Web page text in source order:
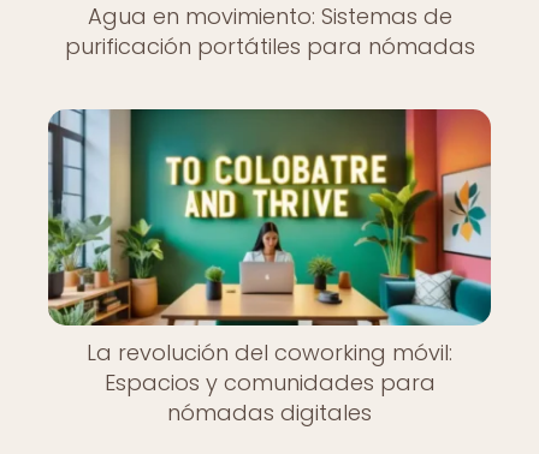
Agua en movimiento: Sistemas de
purificación portátiles para nómadas
La revolución del coworking móvil:
Espacios y comunidades para
nómadas digitales